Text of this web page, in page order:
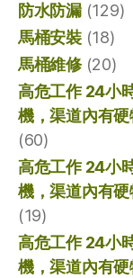
防水防漏(129)
馬桶安裝(18)
馬桶維修(20)
高危工作 24小
機，渠道內有
(60)
高危工作 24小
機，渠道內有
(19)
高危工作 24小
機，渠道內有